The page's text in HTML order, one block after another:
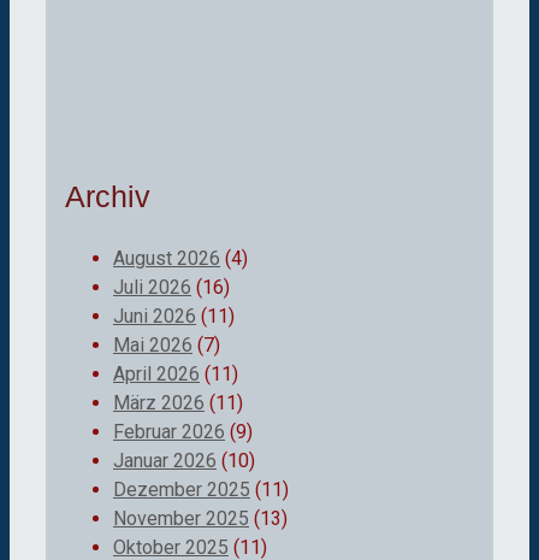
Archiv
August 2026 (4)
Juli 2026 (16)
Juni 2026 (11)
Mai 2026 (7)
April 2026 (11)
März 2026 (11)
Februar 2026 (9)
Januar 2026 (10)
Dezember 2025 (11)
November 2025 (13)
Oktober 2025 (11)